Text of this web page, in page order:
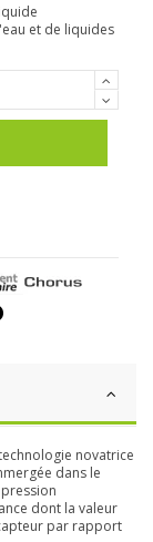
et de liquides
novatrice
dans le
dont la valeur
par rapport